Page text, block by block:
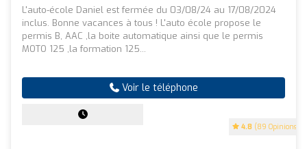
4.8 (89 Opinions)
L'auto-école Daniel est fermée du 03/08/24 au 17/08/2024
inclus. Bonne vacances à tous ! L'auto école propose le
permis B, AAC ,la boite automatique ainsi que le permis
MOTO 125 ,la formation 125...
Voir le téléphone